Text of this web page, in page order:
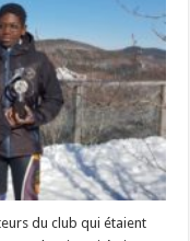
du club qui étaient